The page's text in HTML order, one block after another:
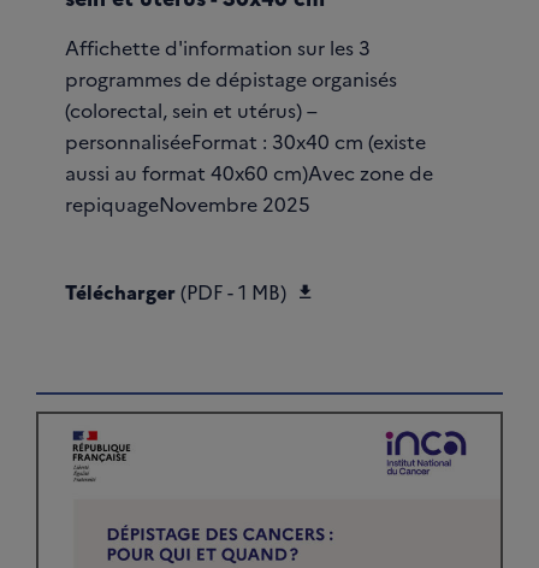
Affichette d'information sur les 3
programmes de dépistage organisés
(colorectal, sein et utérus) –
personnaliséeFormat : 30x40 cm (existe
aussi au format 40x60 cm)Avec zone de
repiquageNovembre 2025
Télécharger(PDF - 1 MB)